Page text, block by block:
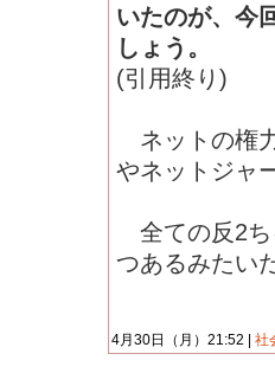
いたのが、今
しょう。
(引用終り)
ネットの権
やネットジャ
全ての反2ち
つあるみたい
4月30日（月）21:52 | 社